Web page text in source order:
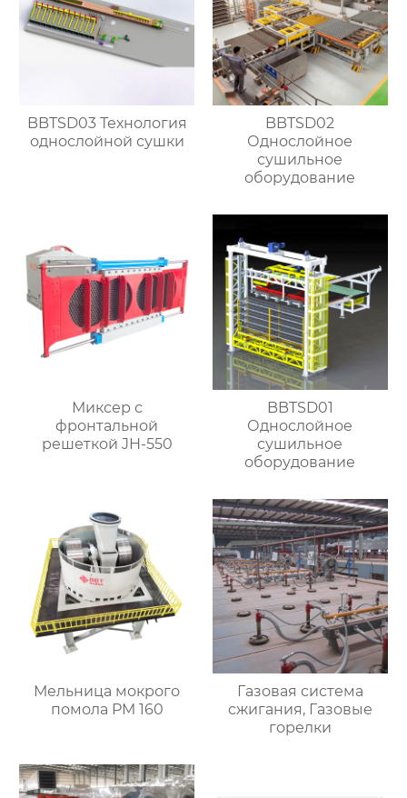
BBTSD03 Технология
однослойной сушки
BBTSD02
Однослойное
сушильное
оборудование
Миксер с
фронтальной
решеткой JH-550
BBTSD01
Однослойное
сушильное
оборудование
Мельница мокрого
помола PM 160
Газовая система
сжигания, Газовые
горелки